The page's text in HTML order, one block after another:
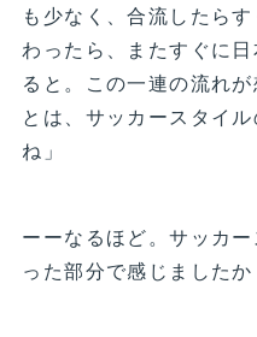
も少なく、合流したら
わったら、またすぐに
ると。この一連の流れ
とは、サッカースタイ
ね」
ーーなるほど。サッカ
った部分で感じましたか